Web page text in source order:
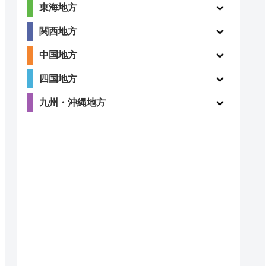
東海地方
関西地方
中国地方
四国地方
九州・沖縄地方